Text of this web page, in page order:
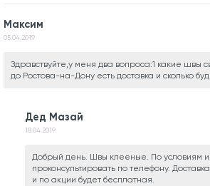
Максим
05.04.2019
Здравствуйте,у меня два вопроса:1 какие швы
до Ростова-на-Дону есть доставка и сколько
Дед Мазай
18.04.2019
Добрый день. Швы клееные. По условиям
проконсультировать по телефону.
и по акции будет бесплатная.